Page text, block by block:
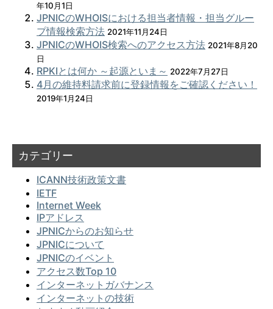
年10月1日
JPNICのWHOISにおける担当者情報・担当グルー
プ情報検索方法 2021年11月24日
JPNICのWHOIS検索へのアクセス方法 2021年8月20
日
RPKIとは何か ～起源といま～ 2022年7月27日
4月の維持料請求前に登録情報をご確認ください！
2019年1月24日
カテゴリー
ICANN技術政策文書
IETF
Internet Week
IPアドレス
JPNICからのお知らせ
JPNICについて
JPNICのイベント
アクセス数Top 10
インターネットガバナンス
インターネットの技術